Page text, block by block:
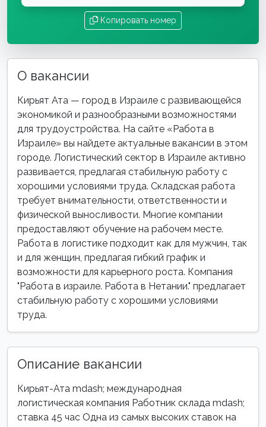
Копировать номер
О вакансии
Кирьят Ата — город в Израиле с развивающейся
экономикой и разнообразными возможностями
для трудоустройства. На сайте «Работа в
Израиле» вы найдете актуальные вакансии в этом
городе. Логистический сектор в Израиле активно
развивается, предлагая стабильную работу с
хорошими условиями труда. Складская работа
требует внимательности, ответственности и
физической выносливости. Многие компании
предоставляют обучение на рабочем месте.
Работа в логистике подходит как для мужчин, так
и для женщин, предлагая гибкий график и
возможности для карьерного роста. Компания
"Работа в израиле. Работа в Нетании." предлагает
стабильную работу с хорошими условиями
труда.
Описание вакансии
Кирьят-Ата mdash; международная
логистическая компания Работник склада mdash;
ставка 45 час Одна из самых высоких ставок на